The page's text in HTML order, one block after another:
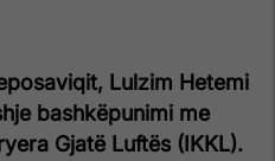
Lulzim Hetemi
bashkëpunimi me
Gjatë Luftës (IKKL).